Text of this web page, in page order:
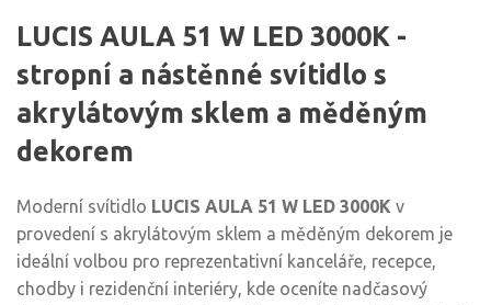
LUCIS AULA 51 W LED 3000K -
stropní a nástěnné svítidlo s
akrylátovým sklem a měděným
dekorem
Moderní svítidlo LUCIS AULA 51 W LED 3000K v
provedení s akrylátovým sklem a měděným dekorem je
ideální volbou pro reprezentativní kanceláře, recepce,
chodby i rezidenční interiéry, kde oceníte nadčasový